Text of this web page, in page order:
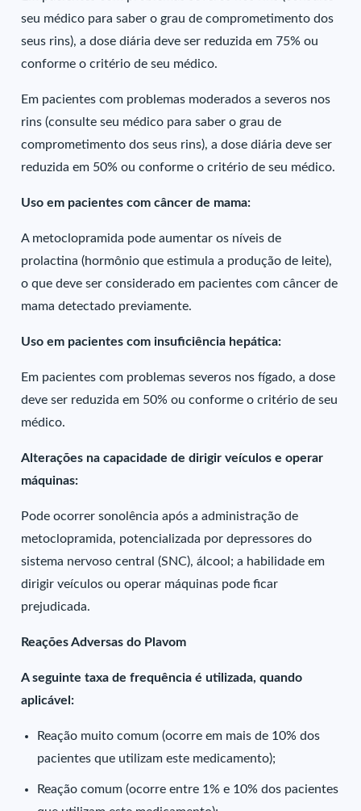
seu médico para saber o grau de comprometimento dos
seus rins), a dose diária deve ser reduzida em 75% ou
conforme o critério de seu médico.
Em pacientes com problemas moderados a severos nos
rins (consulte seu médico para saber o grau de
comprometimento dos seus rins), a dose diária deve ser
reduzida em 50% ou conforme o critério de seu médico.
Uso em pacientes com câncer de mama:
A metoclopramida pode aumentar os níveis de
prolactina (hormônio que estimula a produção de leite),
o que deve ser considerado em pacientes com câncer de
mama detectado previamente.
Uso em pacientes com insuficiência hepática:
Em pacientes com problemas severos nos fígado, a dose
deve ser reduzida em 50% ou conforme o critério de seu
médico.
Alterações na capacidade de dirigir veículos e operar
máquinas:
Pode ocorrer sonolência após a administração de
metoclopramida, potencializada por depressores do
sistema nervoso central (SNC), álcool; a habilidade em
dirigir veículos ou operar máquinas pode ficar
prejudicada.
Reações Adversas do Plavom
A seguinte taxa de frequência é utilizada, quando
aplicável:
Reação muito comum (ocorre em mais de 10% dos
pacientes que utilizam este medicamento);
Reação comum (ocorre entre 1% e 10% dos pacientes